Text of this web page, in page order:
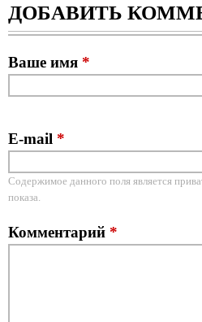
ДОБАВИТЬ
Ваше имя *
E-mail *
Содержимое данного поля является
показа.
Комментарий *